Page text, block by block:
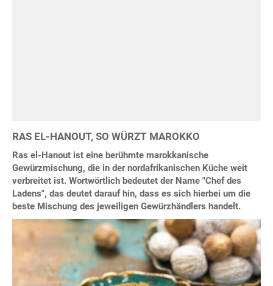
RAS EL-HANOUT, SO WÜRZT MAROKKO
Ras el-Hanout ist eine berühmte marokkanische
Gewürzmischung, die in der nordafrikanischen Küche weit
verbreitet ist. Wortwörtlich bedeutet der Name "Chef des
Ladens", das deutet darauf hin, dass es sich hierbei um die
beste Mischung des jeweiligen Gewürzhändlers handelt.